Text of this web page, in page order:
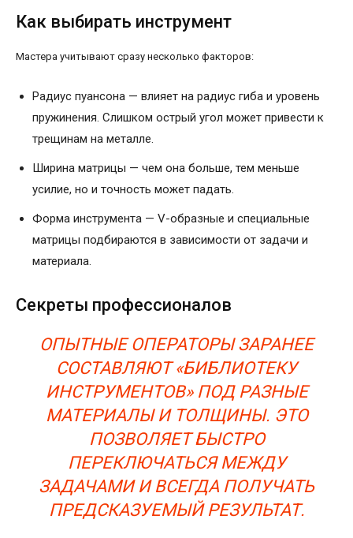
Как выбирать инструмент
Мастера учитывают сразу несколько факторов:
Радиус пуансона — влияет на радиус гиба и уровень
пружинения. Слишком острый угол может привести к
трещинам на металле.
Ширина матрицы — чем она больше, тем меньше
усилие, но и точность может падать.
Форма инструмента — V-образные и специальные
матрицы подбираются в зависимости от задачи и
материала.
Секреты профессионалов
ОПЫТНЫЕ ОПЕРАТОРЫ ЗАРАНЕЕ
СОСТАВЛЯЮТ «БИБЛИОТЕКУ
ИНСТРУМЕНТОВ» ПОД РАЗНЫЕ
МАТЕРИАЛЫ И ТОЛЩИНЫ. ЭТО
ПОЗВОЛЯЕТ БЫСТРО
ПЕРЕКЛЮЧАТЬСЯ МЕЖДУ
ЗАДАЧАМИ И ВСЕГДА ПОЛУЧАТЬ
ПРЕДСКАЗУЕМЫЙ РЕЗУЛЬТАТ.